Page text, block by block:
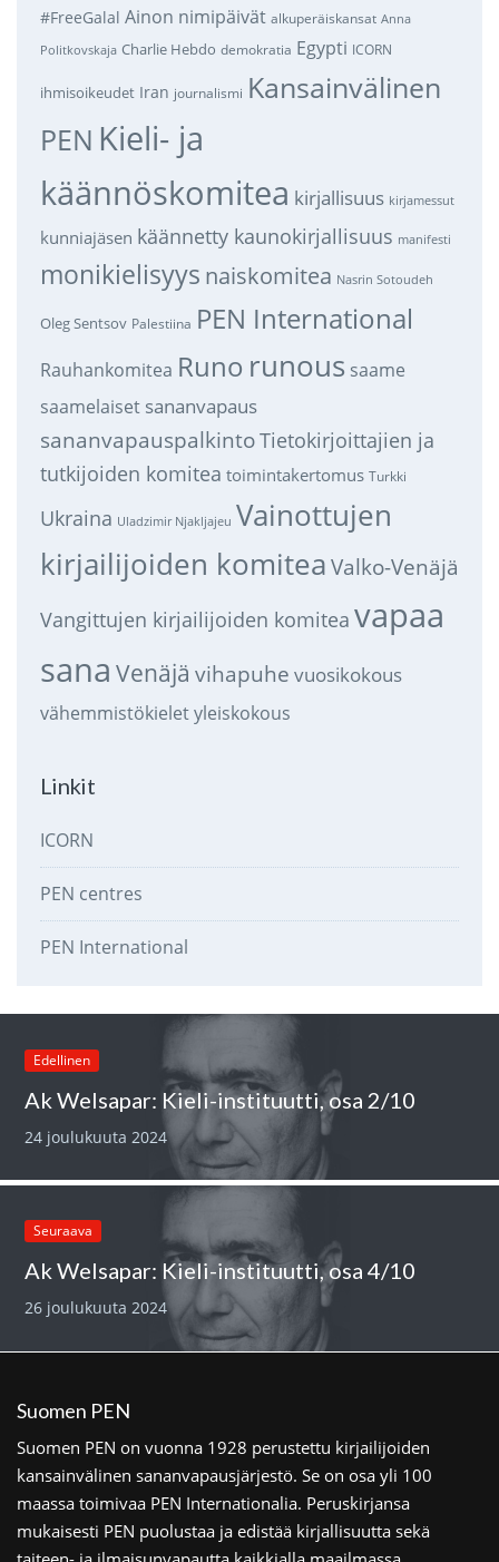
#FreeGalal Ainon nimipäivät alkuperäiskansat Anna
Politkovskaja Charlie Hebdo demokratia Egypti ICORN
ihmisoikeudet Iran journalismi Kansainvälinen
PEN Kieli- ja
käännöskomitea kirjallisuus kirjamessut
kunniajäsen käännetty kaunokirjallisuus manifesti
monikielisyys naiskomitea Nasrin Sotoudeh
Oleg Sentsov Palestiina PEN International
Rauhankomitea Runo runous saame
saamelaiset sananvapaus
sananvapauspalkintoTietokirjoittajien ja
tutkijoiden komitea toimintakertomus Turkki
Ukraina Uladzimir Njakljajeu Vainottujen
kirjailijoiden komitea Valko-Venäjä
Vangittujen kirjailijoiden komitea vapaa
sana Venäjä vihapuhe vuosikokous
vähemmistökieletyleiskokous
Linkit
ICORN
PEN centres
PEN International
Edellinen
Ak Welsapar: Kieli-instituutti, osa 2/10
24 joulukuuta 2024
Seuraava
Ak Welsapar: Kieli-instituutti, osa 4/10
26 joulukuuta 2024
Suomen PEN
Suomen PEN on vuonna 1928 perustettu kirjailijoiden
kansainvälinen sananvapausjärjestö. Se on osa yli 100
maassa toimivaa PEN Internationalia. Peruskirjansa
mukaisesti PEN puolustaa ja edistää kirjallisuutta sekä